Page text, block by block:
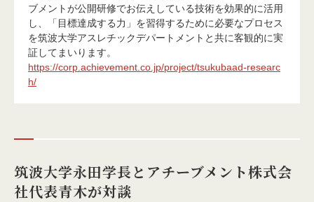
ブメントが公開研修でお伝えしている技術を効果的に活用
し、「目標達成する力」を習得するために必要なプロセス
を筑波大学アスレチックデパートメントと共に客観的に実
証してまいります。
https://corp.achievement.co.jp/project/tsukubaad-researc
h/
筑波大学永田学長とアチーブメント株式会
社代表青木が対談